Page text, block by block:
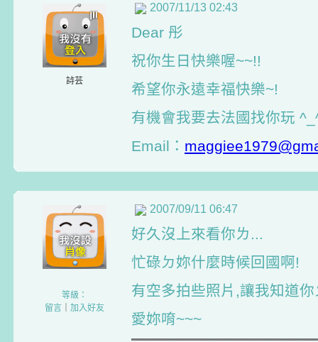
詩芸
2007/11/13 02:43
Dear 彤
祝你生日快樂喔~~!!
希望你永遠幸福快樂~!
有機會我要去法國找你玩
Email：
等級：
留言
加入好友
2007/09/11 06:47
好久沒上來看你ㄌ...
忙碌ㄉ妳什麼時候回國啊!
有空多拍些照片,讓我知道
愛妳唷~~~